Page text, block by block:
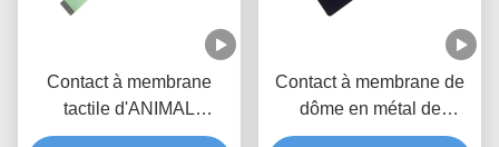
Contact à membrane
tactile d'ANIMAL
FAMILIER, OEM tactile
Contact à membrane de
dôme en métal de
l'Autotype F150, clavier